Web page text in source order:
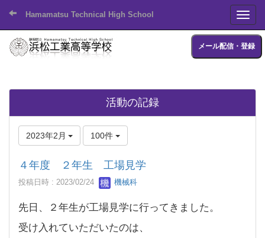
Hamamatsu Technical High School
メール配信・登録
活動の記録
2023年2月 100件
４年度 ２年生 工場見学
投稿日時 : 2023/02/24 機械科
先日、２年生が工場見学に行ってきました。
受け入れていただいたのは、